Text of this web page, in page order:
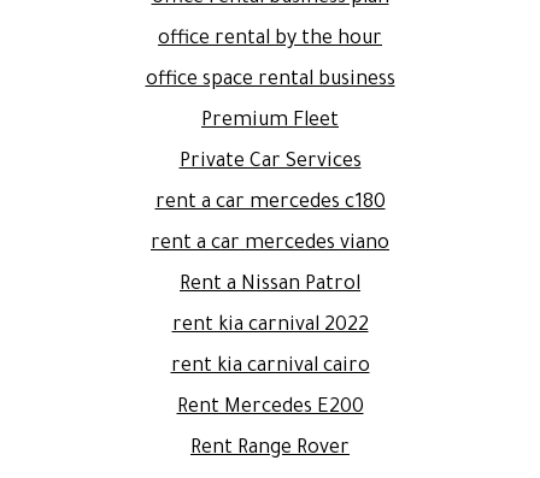
office rental by the hour
office space rental business
Premium Fleet
Private Car Services
rent a car mercedes c180
rent a car mercedes viano
Rent a Nissan Patrol
rent kia carnival 2022
rent kia carnival cairo
Rent Mercedes E200
Rent Range Rover